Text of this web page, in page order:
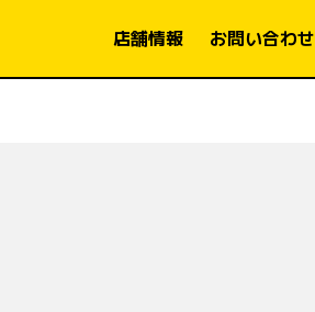
店舗情報 お問い合わせ